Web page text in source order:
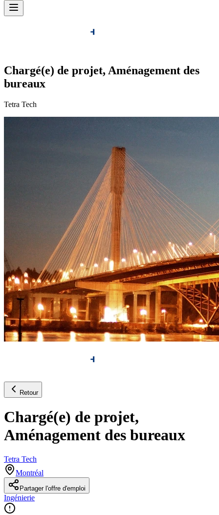
Chargé(e) de projet, Aménagement des
bureaux
Tetra Tech
Retour
Chargé(e) de projet,
Aménagement des bureaux
Tetra Tech
Montréal
Partager l'offre d'emploi
Ingénierie